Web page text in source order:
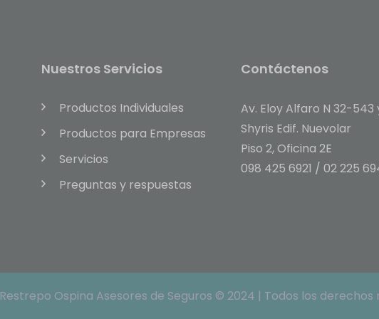
Nuestros Servicios
Productos Individuales
Productos para Empresas
Servicios
Preguntas y respuestas
Contáctenos
Av. Eloy Alfaro N 32-543
Shyris Edif. Nuevolar
Piso 2, Oficina 2E
098 425 6921 / 02225
Restrepo Ospina Asesores de Seguros © 2024 | Todos los derechos